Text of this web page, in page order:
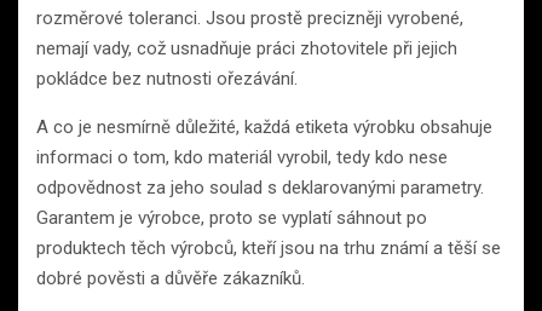
rozměrové toleranci. Jsou prostě precizněji vyrobené,
nemají vady, což usnadňuje práci zhotovitele při jejich
pokládce bez nutnosti ořezávání.
A co je nesmírně důležité, každá etiketa výrobku obsahuje
informaci o tom, kdo materiál vyrobil, tedy kdo nese
odpovědnost za jeho soulad s deklarovanými parametry.
Garantem je výrobce, proto se vyplatí sáhnout po
produktech těch výrobců, kteří jsou na trhu známí a těší se
dobré pověsti a důvěře zákazníků.